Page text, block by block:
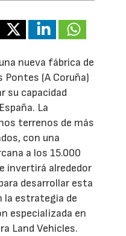
nueva fábrica de
(A Coruña)
su capacidad
La
terrenos de más
con una
a los 15.000
invertirá alrededor
desarrollar esta
la estrategia de
especializada en
Land Vehicles.